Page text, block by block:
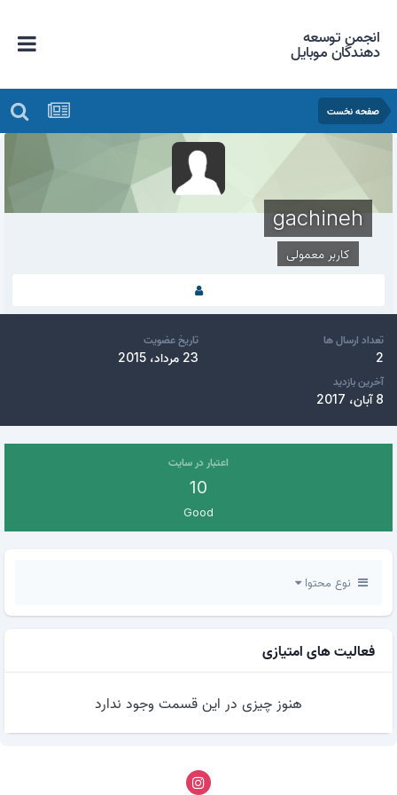
انجمن توسعه
دهندگان موبایل
صفحه نخست
gachineh
کاربر معمولی
تعداد ارسال ها
2
تاریخ عضویت
23 مرداد، 2015
آخرین بازدید
8 آبان، 2017
اعتبار در سایت
10
Good
نوع محتوا
فعالیت های امتیازی
هنوز چیزی در این قسمت وجود ندارد